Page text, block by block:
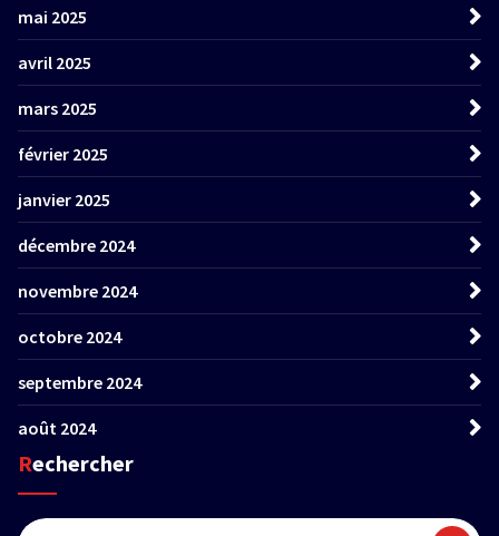
mai 2025
avril 2025
mars 2025
février 2025
janvier 2025
décembre 2024
novembre 2024
octobre 2024
septembre 2024
août 2024
Rechercher